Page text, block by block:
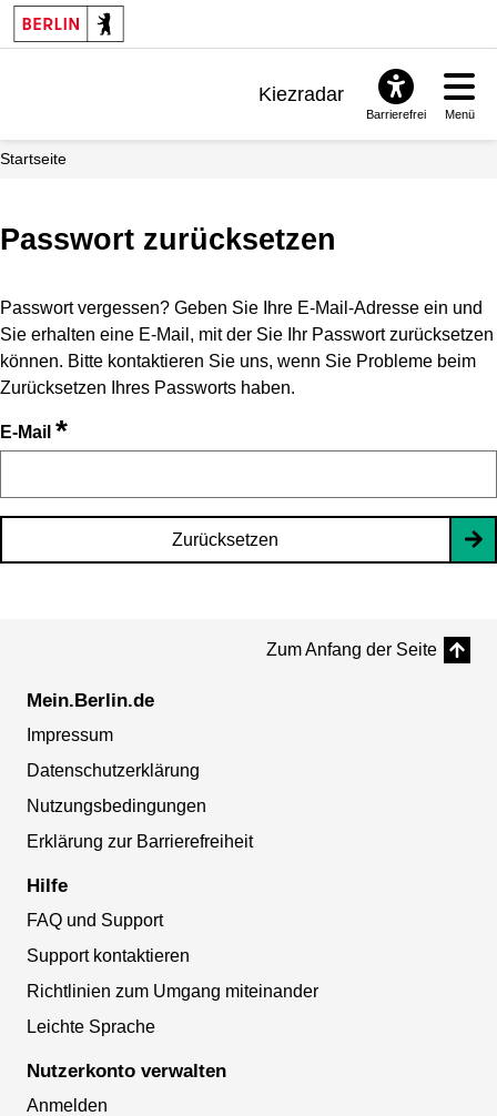
Kiezradar
Barrierefrei Menü
Startseite
Passwort zurücksetzen
Passwort vergessen? Geben Sie Ihre E-Mail-Adresse ein und
Sie erhalten eine E-Mail, mit der Sie Ihr Passwort zurücksetzen
können. Bitte kontaktieren Sie uns, wenn Sie Probleme beim
Zurücksetzen Ihres Passworts haben.
E-Mail *
Zurücksetzen
Zum Anfang der Seite
Mein.Berlin.de
Impressum
Datenschutzerklärung
Nutzungsbedingungen
Erklärung zur Barrierefreiheit
Hilfe
FAQ und Support
Support kontaktieren
Richtlinien zum Umgang miteinander
Leichte Sprache
Nutzerkonto verwalten
Anmelden